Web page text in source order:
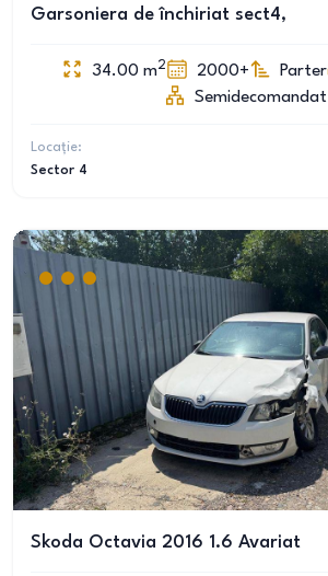
Garsoniera de închiriat sect4,
34.00 m2 2000+ Parter
Semidecomandat
Locație:
Sector 4
Skoda Octavia 2016 1.6 Avariat